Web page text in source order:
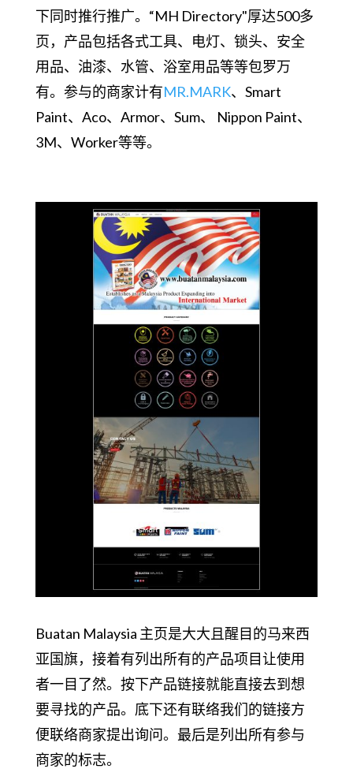
下同时推行推广。“MH Directory"厚达500多
页，产品包括各式工具、电灯、锁头、安全
用品、油漆、水管、浴室用品等等包罗万
有。参与的商家计有MR.MARK、Smart
Paint、Aco、Armor、Sum、 Nippon Paint、
3M、Worker等等。
Buatan Malaysia 主页是大大且醒目的马来西
亚国旗，接着有列出所有的产品项目让使用
者一目了然。按下产品链接就能直接去到想
要寻找的产品。底下还有联络我们的链接方
便联络商家提出询问。最后是列出所有参与
商家的标志。